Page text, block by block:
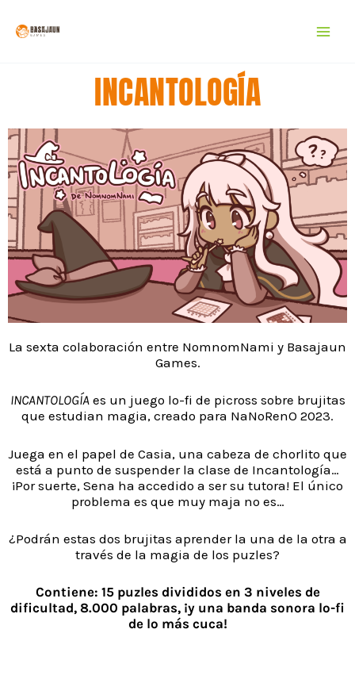
INCANTOLOGÍA
La sexta colaboración entre NomnomNami y Basajaun
Games.
INCANTOLOGÍAes un juego lo-fi de picross sobre brujitas
que estudian magia, creado para NaNoRenO 2023.
Juega en el papel de Casia, una cabeza de chorlito que
está a punto de suspender la clase de Incantología…
¡Por suerte, Sena ha accedido a ser su tutora! El único
problema es que muy maja no es…
¿Podrán estas dos brujitas aprender la una de la otra a
través de la magia de los puzles?
Contiene: 15 puzles divididos en 3 niveles de
dificultad, 8.000 palabras, ¡y una banda sonora lo-fi
de lo más cuca!